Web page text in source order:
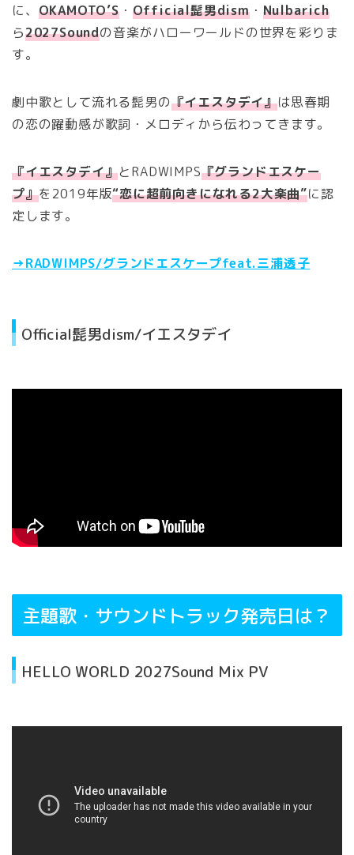
に、 OKAMOTO’S・ Official髭男dism・ Nulbarich
ら2027Soundの音楽がハローワールドの世界を彩りま
す。
劇中歌として流れる髭男の『イエスタデイ』は思春期
の恋の躍動感が歌詞・メロディから伝わってきます。
『イエスタデイ』とRADWIMPS『グランドエスケー
プ』を2019年版“恋に超前向きになれる2大楽曲”に認
定します。
→RADWIMPS/グランドエスケープfeat.三浦透子
Official髭男dism/イエスタデイ
主題歌・サウンドトラック発売日は？
HELLO WORLD 2027Sound Mix PV